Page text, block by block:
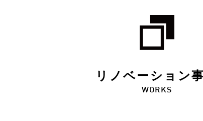
リノベーション
WORKS